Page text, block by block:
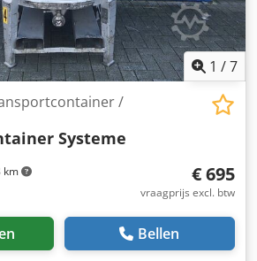
1 /7
km
/
Systeme
€ 695
vraagprijs excl. btw
Bellen